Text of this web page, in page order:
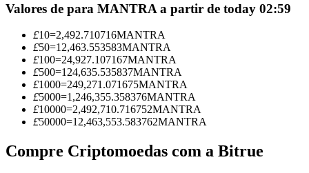
Informação
Análise de big data, incluindo informações comerciais, etc.
Valores de para MANTRA a partir de today 02:59
£10=2,492.710716MANTRA
£50=12,463.553583MANTRA
£100=24,927.107167MANTRA
£500=124,635.535837MANTRA
£1000=249,271.071675MANTRA
£5000=1,246,355.358376MANTRA
£10000=2,492,710.716752MANTRA
£50000=12,463,553.583762MANTRA
Compre Criptomoedas com a Bitrue